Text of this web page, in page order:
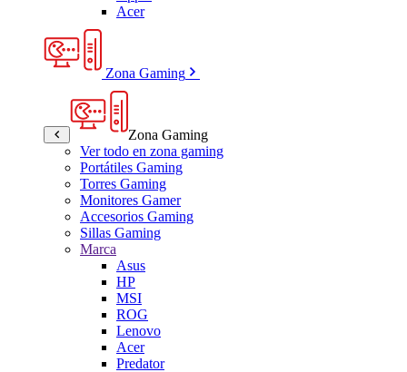
Acer
Zona Gaming
Zona Gaming
Ver todo en zona gaming
Portátiles Gaming
Torres Gaming
Monitores Gamer
Accesorios Gaming
Sillas Gaming
Marca
Asus
HP
MSI
ROG
Lenovo
Acer
Predator